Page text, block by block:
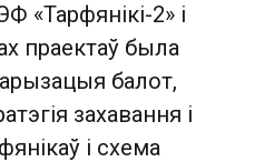
«Тарфянікі-2» і
праектаў была
балот,
захавання і
і схема